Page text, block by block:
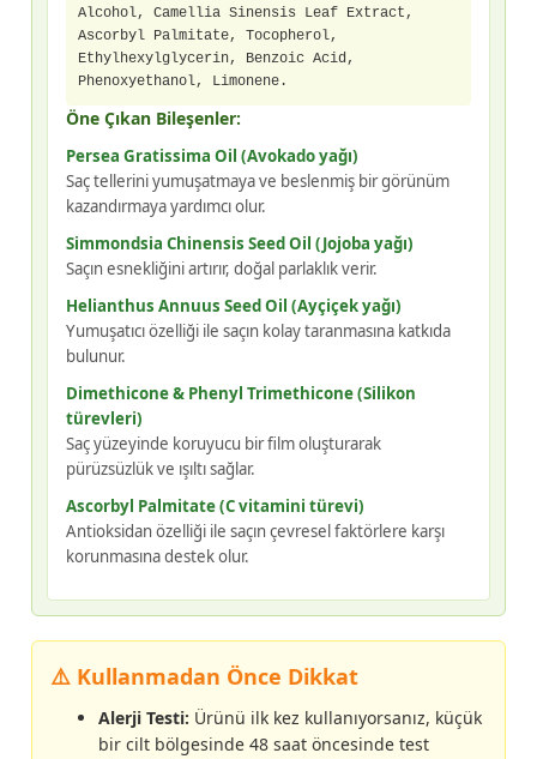
Alcohol, Camellia Sinensis Leaf Extract,
Ascorbyl Palmitate, Tocopherol,
Ethylhexylglycerin, Benzoic Acid,
Phenoxyethanol, Limonene.
Öne Çıkan Bileşenler:
Persea Gratissima Oil (Avokado yağı)
Saç tellerini yumuşatmaya ve beslenmiş bir görünüm
kazandırmaya yardımcı olur.
Simmondsia Chinensis Seed Oil (Jojoba yağı)
Saçın esnekliğini artırır, doğal parlaklık verir.
Helianthus Annuus Seed Oil (Ayçiçek yağı)
Yumuşatıcı özelliği ile saçın kolay taranmasına katkıda
bulunur.
Dimethicone & Phenyl Trimethicone (Silikon
türevleri)
Saç yüzeyinde koruyucu bir film oluşturarak
pürüzsüzlük ve ışıltı sağlar.
Ascorbyl Palmitate (C vitamini türevi)
Antioksidan özelliği ile saçın çevresel faktörlere karşı
korunmasına destek olur.
⚠️ Kullanmadan Önce Dikkat
Alerji Testi: Ürünü ilk kez kullanıyorsanız, küçük
bir cilt bölgesinde 48 saat öncesinde test